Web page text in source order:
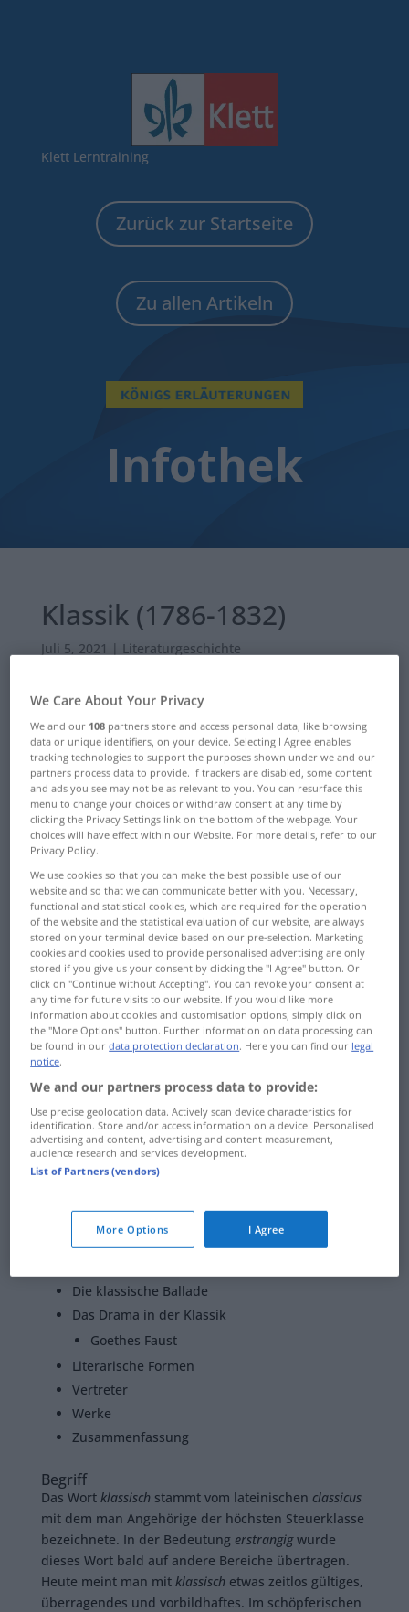
Klett Lerntraining
Zurück zur Startseite
Zu allen Artikeln
Infothek
Klassik (1786-1832)
Juli 5, 2021 | Literaturgeschichte
Inhalt
Begriff
Historischer Hintergrund
Philosophischer Hintergrund
Literatur der Klassik
Klassikverständnis
Goethe und Schiller als Dichtungstheoretiker
Einfache Nachahmung der Natur, Manier, Stil
Einführung in die Propyläen
(Goethe)
Briefe über die ästethische Erziehung des
Menschen (1795, Schiller)
Über naive und sentimentale Dichtung
Über Bürgers Gedichte
Beförderung der Humanität am Beispiel
Die klassische Ballade
Das Drama in der Klassik
Goethes Faust
Literarische Formen
Vertreter
Werke
Zusammenfassung
Begriff
Das Wort klassisch stammt vom lateinischen classicus
mit dem man Angehörige der höchsten Steuerklasse
bezeichnete. In der Bedeutung erstrangigwurde
dieses Wort bald auf andere Bereiche übertragen.
Heute meint man mit klassisch etwas zeitlos gültiges,
überragendes und vorbildhaftes. Im schöpferischen
We Care About Your Privacy
We and our 108 partners store and access personal data, like browsing
data or unique identifiers, on your device. Selecting I Agree enables
tracking technologies to support the purposes shown under we and our
partners process data to provide. If trackers are disabled, some content
and ads you see may not be as relevant to you. You can resurface this
menu to change your choices or withdraw consent at any time by
clicking the Privacy Settings link on the bottom of the webpage. Your
choices will have effect within our Website. For more details, refer to our
Privacy Policy.
We use cookies so that you can make the best possible use of our
website and so that we can communicate better with you. Necessary,
functional and statistical cookies, which are required for the operation
of the website and the statistical evaluation of our website, are always
stored on your terminal device based on our pre-selection. Marketing
cookies and cookies used to provide personalised advertising are only
stored if you give us your consent by clicking the "I Agree" button. Or
click on "Continue without Accepting". You can revoke your consent at
any time for future visits to our website. If you would like more
information about cookies and customisation options, simply click on
the "More Options" button. Further information on data processing can
be found in ourdata protection declaration. Here you can find our legal
notice.
We and our partners process data to provide:
Use precise geolocation data. Actively scan device characteristics for
identification. Store and/or access information on a device. Personalised
advertising and content, advertising and content measurement,
audience research and services development.
List of Partners (vendors)
More Options I Agree